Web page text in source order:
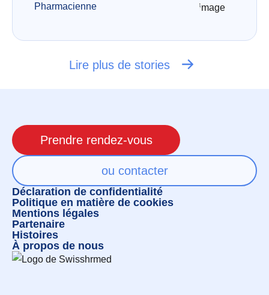
Pharmacienne
Lire plus de stories
Partenaire
Histoires
À propos de nous
Déclaration de confidentialité
Politique en matière de cookies
Mentions légales
Prendre rendez-vous
ou contacter